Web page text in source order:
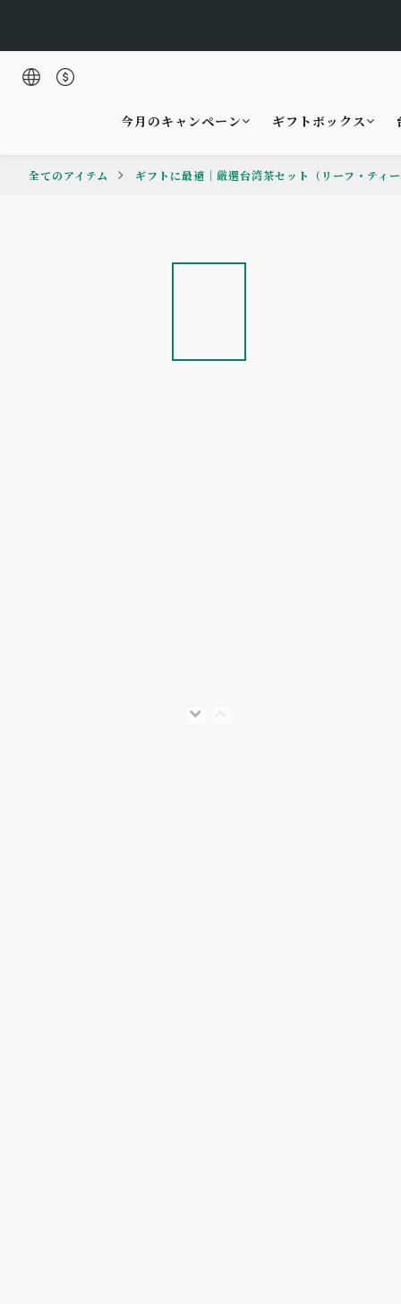
🌹Lucky 7 遇見
今月のキャンペーン ギフトボックス
全てのアイテム ギフトに最適｜厳選台湾茶セット（リーフ・ティ